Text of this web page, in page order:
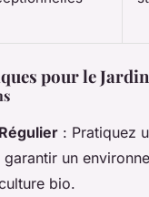
pour le
: Pratiquez
un
bio.